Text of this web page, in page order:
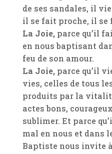
de ses sandales, il
il se fait proche, il se
La Joie, parce qu’il
en nous baptisant
feu de son amour.
La Joie, parce qu’il
vies, celles de tous
produits par la
actes bons,
sublimer. Et parce
mal en nous et dans
Baptiste nous invite